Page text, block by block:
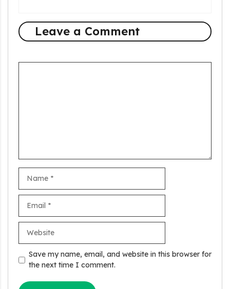
Leave a Comment
Save my name, email, and website in this browser for
the next time I comment.
Stand Up India Scheme Apply Online: नया व्यवसाय शुरू करने
वालों के लिए वरदान है ये सरकारी योजना, 25% सब्सिडी के साथ मिलता है 1
करोड़ का लोन
Griha Sugam Yojana Apply Online: घर बनाने के लिए LIC से ले